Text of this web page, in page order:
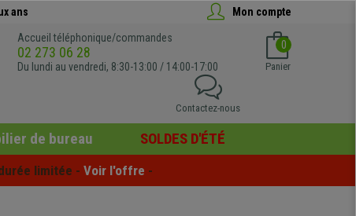
ans Mon compte
Accueil téléphonique/commandes
02 273 06 28
Du lundi au vendredi, 8:30-13:00 / 14:00-17:00
0
Panier
Contactez-nous
de bureau SOLDES D'ÉTÉ
limitée - Voir l'offre -